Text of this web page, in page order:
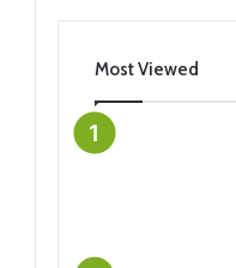
Most Viewed